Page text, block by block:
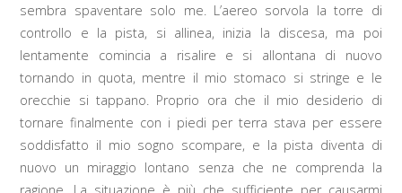
sembra spaventare solo me. L’aereo sorvola la torre di
controllo e la pista, si allinea, inizia la discesa, ma poi
lentamente comincia a risalire e si allontana di nuovo
tornando in quota, mentre il mio stomaco si stringe e le
orecchie si tappano. Proprio ora che il mio desiderio di
tornare finalmente con i piedi per terra stava per essere
soddisfatto il mio sogno scompare, e la pista diventa di
nuovo un miraggio lontano senza che ne comprenda la